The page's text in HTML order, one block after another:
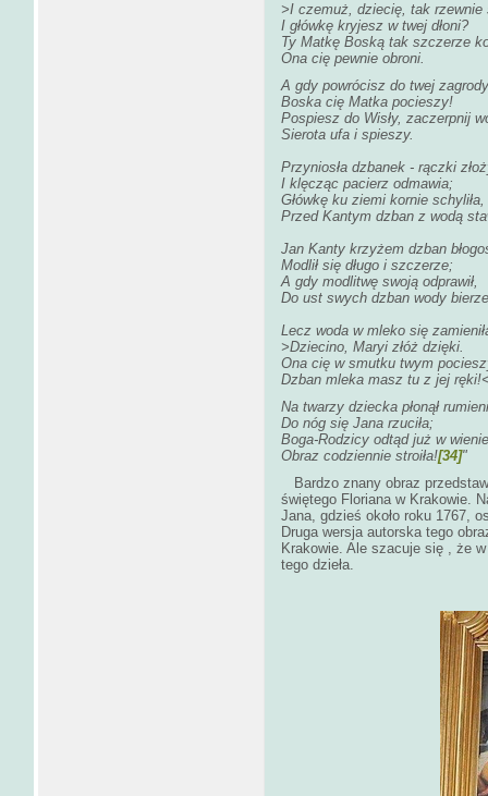
>I czemuż, dziecię, tak rzewnie
I główkę kryjesz w twej dłoni?
Ty Matkę Boską tak szczerze
Ona cię pewnie obroni.
A gdy powrócisz do twej
Boska cię Matka pocieszy!
Pospiesz do Wisły, zaczerpnij
Sierota ufa i spieszy.
Przyniosła dzbanek - rączki
I klęcząc pacierz odmawia;
Główkę ku ziemi kornie schyliła,
Przed Kantym dzban z wodą
Jan Kanty krzyżem dzban
Modlił się długo i szczerze;
A gdy modlitwę swoją odprawił,
Do ust swych dzban wody
Lecz woda w mleko się
>Dziecino, Maryi złóż dzięki.
Ona cię w smutku twym
Dzban mleka masz tu z jej
Na twarzy dziecka płonął
Do nóg się Jana rzuciła;
Boga-Rodzicy odtąd już w
Obraz codziennie stroiła![34]"
Bardzo znany obraz
świętego Floriana w Krakowie.
Jana, gdzieś około roku 1767,
Druga wersja autorska tego
Krakowie. Ale szacuje się , że
tego dzieła.